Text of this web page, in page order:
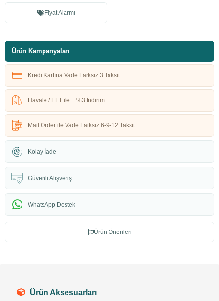
Fiyat Alarmı
Ürün Kampanyaları
Kredi Kartına Vade Farksız 3 Taksit
Havale / EFT ile + %3 İndirim
Mail Order ile Vade Farksız 6-9-12 Taksit
Kolay İade
Güvenli Alışveriş
WhatsApp Destek
Ürün Önerileri
Ürün Aksesuarları